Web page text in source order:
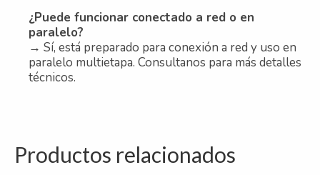
¿Puede funcionar conectado a red o en
paralelo?
→ Sí, está preparado para conexión a red y uso en
paralelo multietapa. Consultanos para más detalles
técnicos.
Productos relacionados